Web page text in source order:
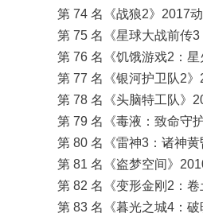
第 74 名《战狼2》2017
第 75 名《星球大战前传
第 76 名《饥饿游戏2：
第 77 名《银河护卫队2
第 78 名《头脑特工队》
第 79 名《毒液：致命守
第 80 名《雷神3：诸神
第 81 名《盗梦空间》
第 82 名《变形金刚2：
第 83 名《暮光之城4：